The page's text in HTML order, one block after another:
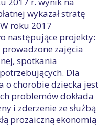
wykazał stratę
roku 2017
następujące projekty:
prowadzone zajęcia
spotkania
Dla
o chorobie dziecka jest
problemów dokłada
i zderzenie ze służbą
prozaiczną ekonomią